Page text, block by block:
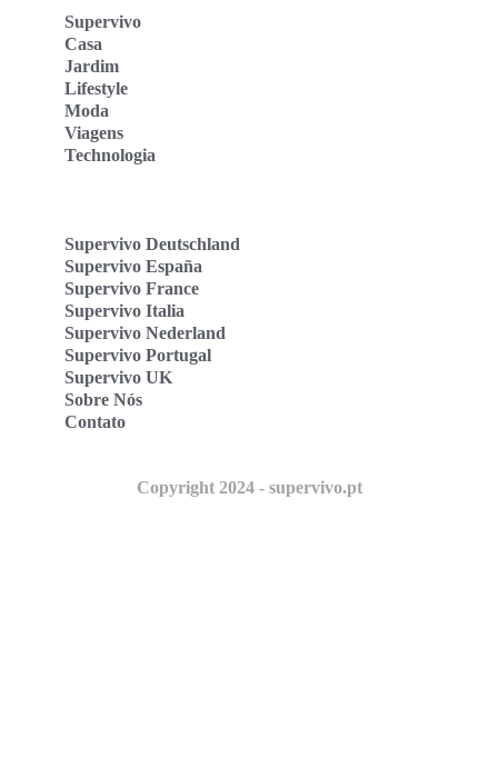
Supervivo
Casa
Jardim
Lifestyle
Moda
Viagens
Technologia
Supervivo Deutschland
Supervivo España
Supervivo France
Supervivo Italia
Supervivo Nederland
Supervivo Portugal
Supervivo UK
Sobre Nós
Contato
Copyright 2024 - supervivo.pt